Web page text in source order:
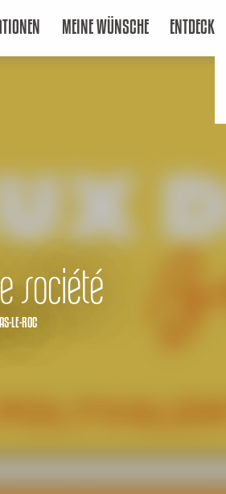
MEINE WÜNSCHE ENTDECKEN
société
LE-ROC